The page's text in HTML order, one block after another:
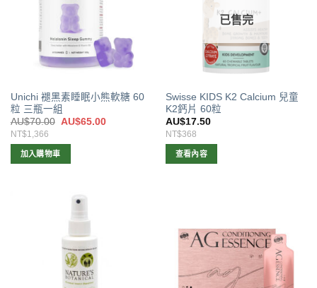
Unichi 褪黑素睡眠小熊軟糖 60
粒 三瓶一組
AU$70.00 原
格：
AU$70.00。
AU$65.00目
NT$1,366
加入購物車
已售完
Swisse KIDS K2 Calcium 兒童
K2鈣片 60粒
AU$17.50
NT$368
查看內容